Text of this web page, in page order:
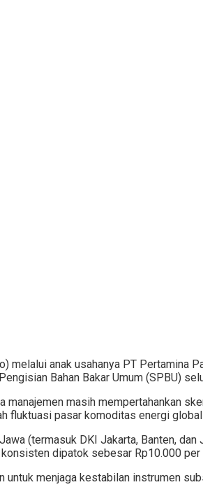
melalui anak usahanya PT Pertamina
Bahan Bakar Umum (SPBU)
manajemen masih mempertahankan
fluktuasi pasar komoditas energi
(termasuk DKI Jakarta, Banten,
dipatok sebesar Rp10.000
menjaga kestabilan instrumen